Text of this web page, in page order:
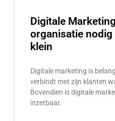
Digitale
organisatie
klein
Digitale marketing is
verbindt met zijn klanten
Bovendien is digitale
inzetbaar.